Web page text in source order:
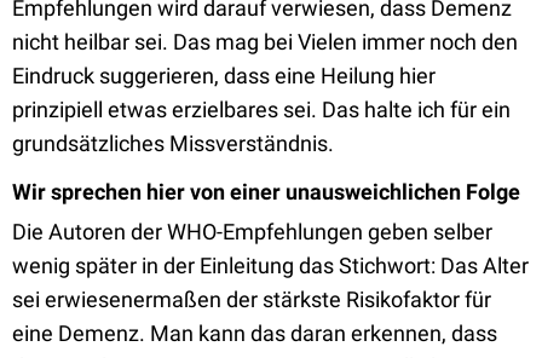
Empfehlungen wird darauf verwiesen, dass Demenz
nicht heilbar sei. Das mag bei Vielen immer noch den
Eindruck suggerieren, dass eine Heilung hier
prinzipiell etwas erzielbares sei. Das halte ich für ein
grundsätzliches Missverständnis.
Wir sprechen hier von einer unausweichlichen Folge
Die Autoren der WHO-Empfehlungen geben selber
wenig später in der Einleitung das Stichwort: Das Alter
sei erwiesenermaßen der stärkste Risikofaktor für
eine Demenz. Man kann das daran erkennen, dass